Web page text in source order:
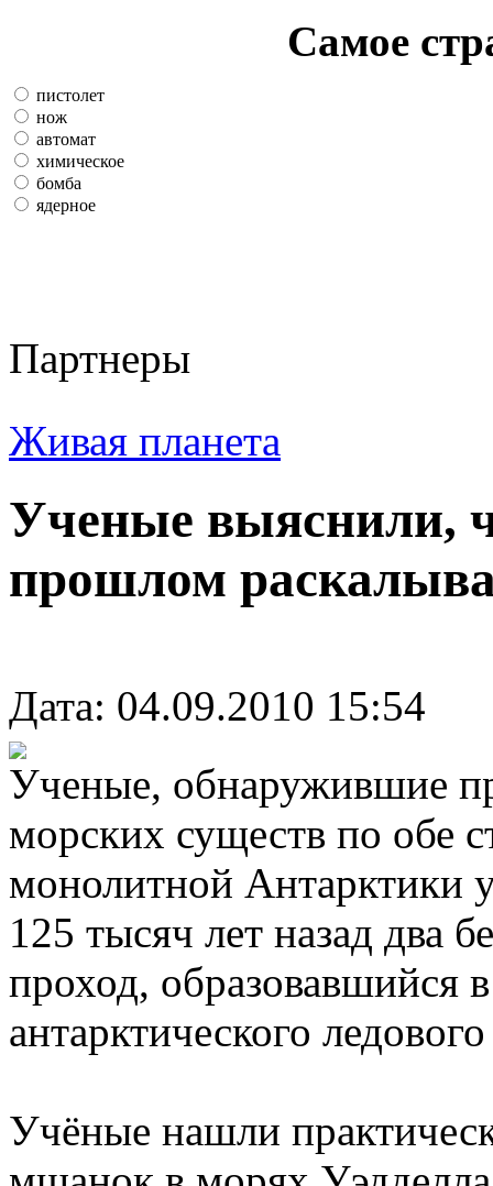
Самое
пистолет
нож
автомат
химическое
бомба
ядерное
Партнеры
Живая планета
Ученые выяснили,
прошлом
Дата: 04.09.2010 15:54
Ученые, обнаружившие
морских существ по обе
монолитной Антарктики
125 тысяч лет назад два
проход, образовавшийся в
антарктического
Учёные нашли